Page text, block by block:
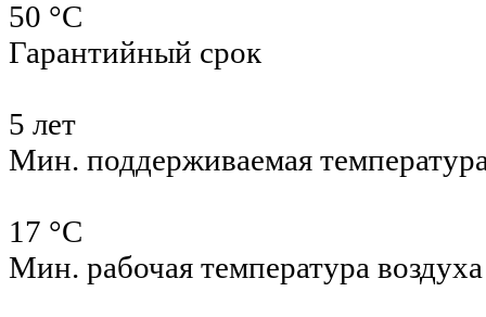
50 °С
Гарантийный срок
5 лет
Мин. поддерживаемая
17 °С
Мин. рабочая температура